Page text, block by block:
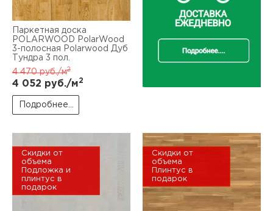
Паркетная доска
POLARWOOD PolarWood
3-полосная Polarwood Дуб
Тундра 3 пол.
4 470руб./м2
4 052 руб./м2
Подробнее...
Скидки от
объема
Подложка и
плинтус в
подарок
Скидки от
объема
Плинтус в
подарок